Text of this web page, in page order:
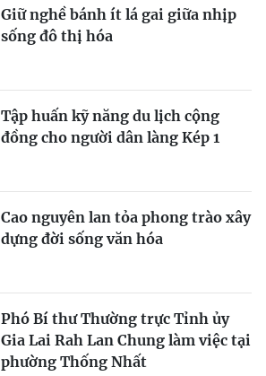
Giữ nghề bánh ít lá gai giữa nhịp
sống đô thị hóa
Tập huấn kỹ năng du lịch cộng
đồng cho người dân làng Kép 1
Cao nguyên lan tỏa phong trào xây
dựng đời sống văn hóa
Phó Bí thư Thường trực Tỉnh ủy
Gia Lai Rah Lan Chung làm việc tại
phường Thống Nhất